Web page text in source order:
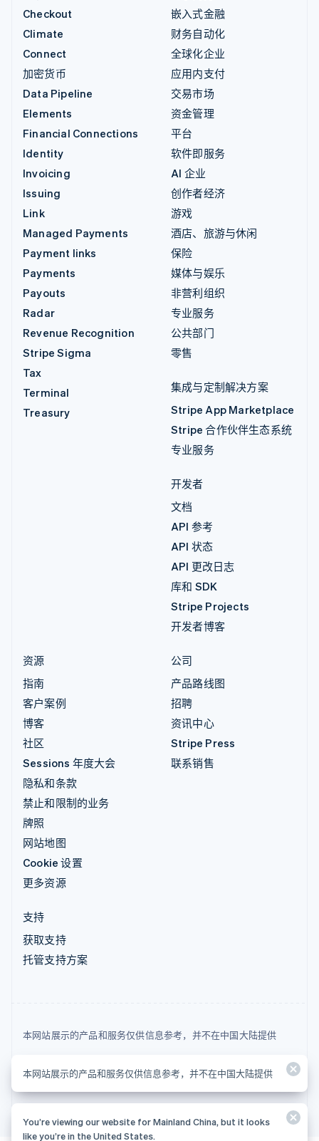
Checkout
Climate
Connect
加密货币
Data Pipeline
Elements
Financial Connections
Identity
Invoicing
Issuing
Link
Managed Payments
Payment links
Payments
Payouts
Radar
Revenue Recognition
Stripe Sigma
Tax
Terminal
Treasury
嵌入式金融
财务自动化
全球化企业
应用内支付
交易市场
资金管理
平台
软件即服务
AI 企业
创作者经济
游戏
酒店、旅游与休闲
保险
媒体与娱乐
非营利组织
专业服务
公共部门
零售
集成与定制解决方案
Stripe App Marketplace
Stripe 合作伙伴生态系统
专业服务
开发者
文档
API 参考
API 状态
API 更改日志
库和 SDK
Stripe Projects
开发者博客
资源
指南
客户案例
博客
社区
Sessions 年度大会
隐私和条款
禁止和限制的业务
牌照
网站地图
Cookie 设置
更多资源
公司
产品路线图
招聘
资讯中心
Stripe Press
联系销售
支持
获取支持
托管支持方案
本网站展示的产品和服务仅供信息参考，并不在中国大陆提供
© 2026 Stripe, LLC
本网站展示的产品和服务仅供信息参考，并不在中国大陆提供
You’re viewing our website for Mainland China, but it looks
like you’re in the United States.